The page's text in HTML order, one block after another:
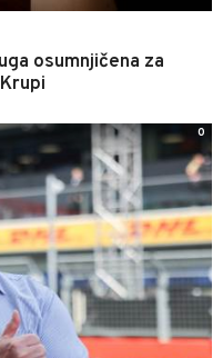
osumnjičena za
0